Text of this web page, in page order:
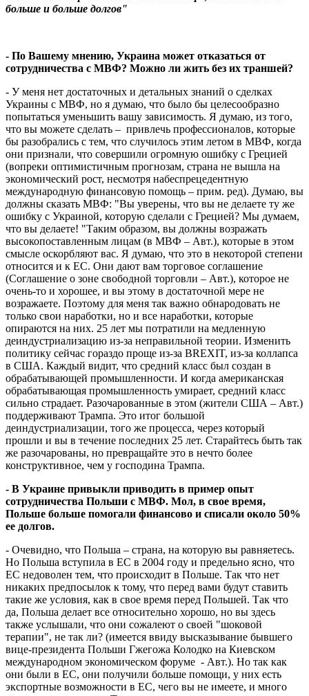
больше и больше долгов"
- По Вашему мнению, Украина может отказаться от
сотрудничества с МВФ? Можно ли жить без их траншей?
- У меня нет достаточных и детальных знаний о сделках
Украины с МВФ, но я думаю, что было бы целесообразно
попытаться уменьшить вашу зависимость. Я думаю, из того,
что вы можете сделать – привлечь профессионалов, которые
бы разобрались с тем, что случилось этим летом в МВФ, когда
они признали, что совершили огромную ошибку с Грецией
(вопреки оптимистичным прогнозам, страна не вышла на
экономический рост, несмотря набеспрецедентную
международную финансовую помощь – прим. ред). Думаю, вы
должны сказать МВФ: "Вы уверены, что вы не делаете ту же
ошибку с Украиной, которую сделали с Грецией? Мы думаем,
что вы делаете! "Таким образом, вы должны возражать
высокопоставленным лицам (в МВФ – Авт.), которые в этом
смысле оскорбляют вас. Я думаю, что это в некоторой степени
относится и к ЕС. Они дают вам торговое соглашение
(Соглашение о зоне свободной торговли – Авт.), которое не
очень-то и хорошее, и вы этому в достаточной мере не
возражаете. Поэтому для меня так важно обнародовать не
только свои наработки, но и все наработки, которые
опираются на них. 25 лет мы потратили на медленную
деиндустриализацию из-за неправильной теории. Изменить
политику сейчас гораздо проще из-за BREXIT, из-за коллапса
в США. Каждый видит, что средний класс был создан в
обрабатывающей промышленности. И когда американская
обрабатывающая промышленность умирает, средний класс
сильно страдает. Разочарованные в этом (жители США – Авт.)
поддерживают Трампа. Это итог большой
деиндустриализации, того же процесса, через который
прошли и вы в течение последних 25 лет. Старайтесь быть так
же разочарованы, но превращайте это в нечто более
конструктивное, чем у господина Трампа.
- В Украине привыкли приводить в пример опыт
сотрудничества Польши с МВФ. Мол, в свое время,
Польше больше помогали финансово и списали около 50%
ее долгов.
- Очевидно, что Польша – страна, на которую вы равняетесь.
Но Польша вступила в ЕС в 2004 году и предельно ясно, что
ЕС недоволен тем, что происходит в Польше. Так что нет
никаких предпосылок к тому, что перед вами будут ставить
такие же условия, как в свое время перед Польшей. Так что
да, Польша делает все относительно хорошо, но вы здесь
также услышали, что они сожалеют о своей "шоковой
терапии", не так ли? (имеется ввиду высказывание бывшего
вице-президента Польши Гжегожа Колодко на Киевском
международном экономическом форуме - Авт.). Но так как
они были в ЕС, они получили больше помощи, у них есть
экспортные возможности в ЕС, чего вы не имеете, и много